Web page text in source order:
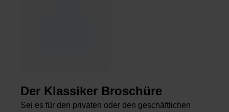
Der Klassiker Broschüre
Sei es für den privaten oder den geschäftlichen